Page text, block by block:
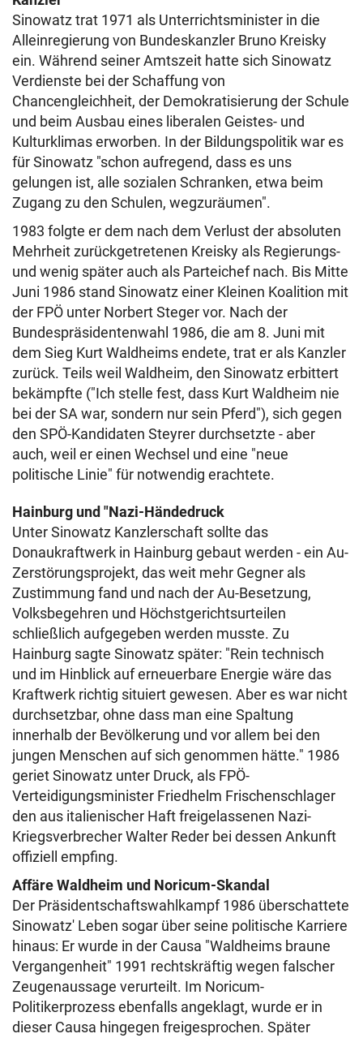
Sinowatz trat 1971 als Unterrichtsminister in die
Alleinregierung von Bundeskanzler Bruno Kreisky
ein. Während seiner Amtszeit hatte sich Sinowatz
Verdienste bei der Schaffung von
Chancengleichheit, der Demokratisierung der Schule
und beim Ausbau eines liberalen Geistes- und
Kulturklimas erworben. In der Bildungspolitik war es
für Sinowatz "schon aufregend, dass es uns
gelungen ist, alle sozialen Schranken, etwa beim
Zugang zu den Schulen, wegzuräumen".
1983 folgte er dem nach dem Verlust der absoluten
Mehrheit zurückgetretenen Kreisky als Regierungs-
und wenig später auch als Parteichef nach. Bis Mitte
Juni 1986 stand Sinowatz einer Kleinen Koalition mit
der FPÖ unter Norbert Steger vor. Nach der
Bundespräsidentenwahl 1986, die am 8. Juni mit
dem Sieg Kurt Waldheims endete, trat er als Kanzler
zurück. Teils weil Waldheim, den Sinowatz erbittert
bekämpfte ("Ich stelle fest, dass Kurt Waldheim nie
bei der SA war, sondern nur sein Pferd"), sich gegen
den SPÖ-Kandidaten Steyrer durchsetzte - aber
auch, weil er einen Wechsel und eine "neue
politische Linie" für notwendig erachtete.
Hainburg und "Nazi-Händedruck
Unter Sinowatz Kanzlerschaft sollte das
Donaukraftwerk in Hainburg gebaut werden - ein Au-
Zerstörungsprojekt, das weit mehr Gegner als
Zustimmung fand und nach der Au-Besetzung,
Volksbegehren und Höchstgerichtsurteilen
schließlich aufgegeben werden musste. Zu
Hainburg sagte Sinowatz später: "Rein technisch
und im Hinblick auf erneuerbare Energie wäre das
Kraftwerk richtig situiert gewesen. Aber es war nicht
durchsetzbar, ohne dass man eine Spaltung
innerhalb der Bevölkerung und vor allem bei den
jungen Menschen auf sich genommen hätte." 1986
geriet Sinowatz unter Druck, als FPÖ-
Verteidigungsminister Friedhelm Frischenschlager
den aus italienischer Haft freigelassenen Nazi-
Kriegsverbrecher Walter Reder bei dessen Ankunft
offiziell empfing.
Affäre Waldheim und Noricum-Skandal
Der Präsidentschaftswahlkampf 1986 überschattete
Sinowatz' Leben sogar über seine politische Karriere
hinaus: Er wurde in der Causa "Waldheims braune
Vergangenheit" 1991 rechtskräftig wegen falscher
Zeugenaussage verurteilt. Im Noricum-
Politikerprozess ebenfalls angeklagt, wurde er in
dieser Causa hingegen freigesprochen. Später